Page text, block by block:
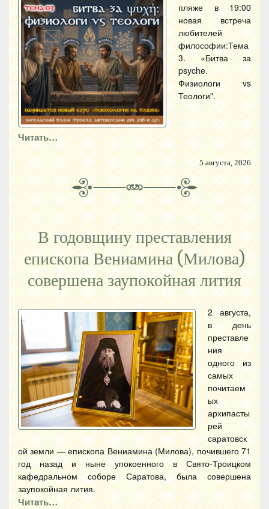
пляже в 19:00
новая встреча
любителей
философии:Тема
3. «Битва за
psyche.
Физиологи vs
Теологи".
Читать…
5 августа, 2026
В годовщину преставления
епископа Вениамина (Милова)
совершена заупокойная лития
2 августа,
в день
преставле
ния
одного из
самых
почитаем
ых
архипасты
рей
саратовск
ой земли — епископа Вениамина (Милова), почившего 71
год назад и ныне упокоенного в Свято-Троицком
кафедральном соборе Саратова, была совершена
заупокойная лития.
Читать…